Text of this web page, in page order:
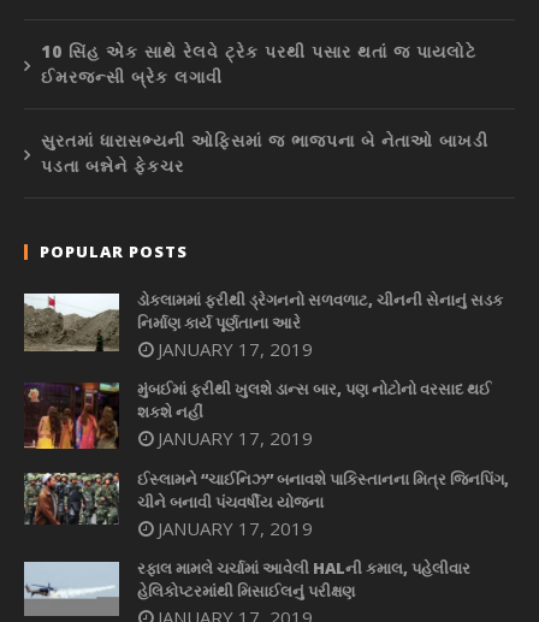
10 સિંહ એક સાથે રેલવે ટ્રેક પરથી પસાર થતાં જ પાયલોટે
ઈમરજન્સી બ્રેક લગાવી
સુરતમાં ધારાસભ્યની ઓફિસમાં જ ભાજપના બે નેતાઓ બાખડી
પડતા બન્નેને ફેકચર
POPULAR POSTS
ડોકલામમાં ફરીથી ડ્રેગનનો સળવળાટ, ચીનની સેનાનું સડક
નિર્માણ કાર્ય પૂર્ણતાના આરે
JANUARY 17, 2019
મુંબઈમાં ફરીથી ખુલશે ડાન્સ બાર, પણ નોટોનો વરસાદ થઈ
શકશે નહીં
JANUARY 17, 2019
ઈસ્લામને “ચાઈનિઝ” બનાવશે પાકિસ્તાનના મિત્ર જિનપિંગ,
ચીને બનાવી પંચવર્ષીય યોજના
JANUARY 17, 2019
રફાલ મામલે ચર્ચામાં આવેલી HALની કમાલ, પહેલીવાર
હેલિકોપ્ટરમાંથી મિસાઈલનું પરીક્ષણ